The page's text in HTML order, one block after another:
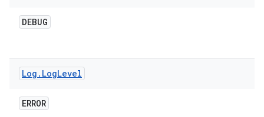
DEBUG
Log . LogLevel
ERROR